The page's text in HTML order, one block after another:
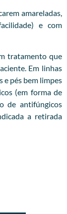
amareladas,
e com
tratamento que
Em linhas
e pés bem limpes
(em forma de
de antifúngicos
a retirada